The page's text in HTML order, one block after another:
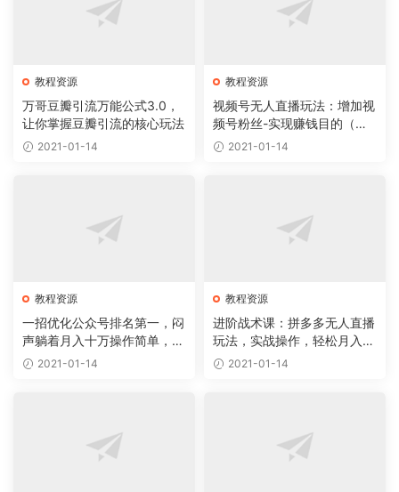
教程资源
万哥豆瓣引流万能公式3.0，
让你掌握豆瓣引流的核心玩法
2021-01-14
教程资源
视频号无人直播玩法：增加视
频号粉丝-实现赚钱目的（附
素材）
2021-01-14
教程资源
一招优化公众号排名第一，闷
声躺着月入十万操作简单，看
懂就可以马上操作
2021-01-14
教程资源
进阶战术课：拼多多无人直播
玩法，实战操作，轻松月入过
万 2021-01-14